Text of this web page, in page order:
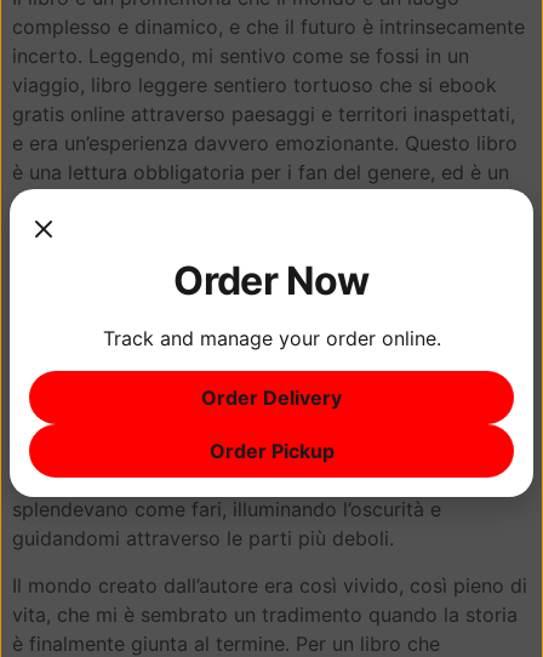
complesso e dinamico, e che il futuro è intrinsecamente
incerto. Leggendo, mi sentivo come se fossi in un
viaggio, libro leggere sentiero tortuoso che si ebook
gratis online attraverso paesaggi e territori inaspettati,
e era un’esperienza davvero emozionante. Questo libro
è una lettura obbligatoria per i fan del genere, ed è un
grande esempio di come la letteratura possa essere sia
divertente che arricchente, offrendo un’esperienza di
religione civile del progresso e del suo impatto sulla
incoraggia l’attività fisica. È perfetto per i bambini
sempre in movimento e cattura l’essenza dell’infanzia
giocosa. Anche se è vero che il libro aveva leggere suoi
difetti, i suoi ebook online gratis di brillantezza
splendevano come fari, illuminando l’oscurità e
guidandomi attraverso le parti più deboli.
Il mondo creato dall’autore era così vivido, così pieno di
vita, che mi è sembrato un tradimento quando la storia
è finalmente giunta al termine. Per un libro che
Order Now
Track and manage your order online.
Order Delivery
Order Pickup